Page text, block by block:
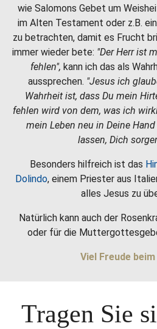
wie Salomons Gebet um
im Alten Testament oder z.B.
zu betrachten, damit es Frucht
immer wieder bete: "Der Herr ist
fehlen", kann ich das als
aussprechen. "Jesus ich
Wahrheit ist, dass Du mein
fehlen wird von dem, was ich
mein Leben neu in Deine
lassen, Dich
Besonders hilfreich ist das
Dolindo, einem Priester aus
alles Jesus zu
Natürlich kann auch der
oder für die
Viel Freude
Tragen Sie